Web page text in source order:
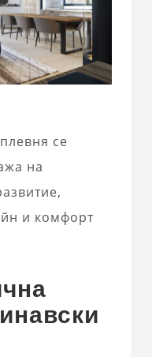
се
на
и комфорт